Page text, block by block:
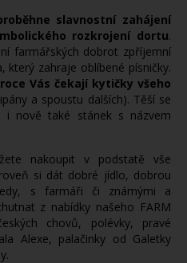
slavnostní zahájení
rozkrojení dortu.
farmářských dobrot zpříjemní
který zahraje oblíbené písničky.
Vás čekají kytičky všeho
a spoustu dalších). Těší se
i nově také stánek s názvem
nakoupit v podstatě vše
si dát dobré jídlo, dobrou
s farmáři či známými a
z nabídky našeho FARM
chovů, polévky, pravé
Alexe, palačinky od Galetky